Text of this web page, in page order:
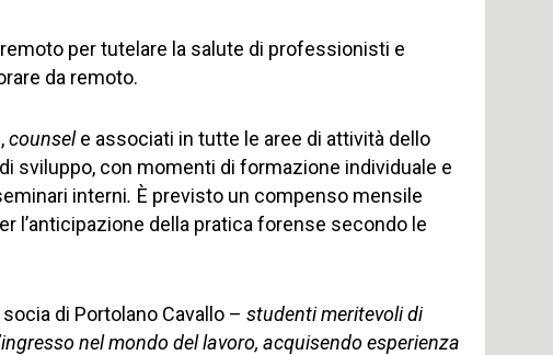
per tutelare la salute di professionisti e
da remoto.
counsele associati in tutte le aree di attività dello
sviluppo, con momenti di formazione individuale e
interni. È previsto un compenso mensile
l’anticipazione della pratica forense secondo le
socia di Portolano Cavallo – studenti meritevoli di
nel mondo del lavoro, acquisendo esperienza